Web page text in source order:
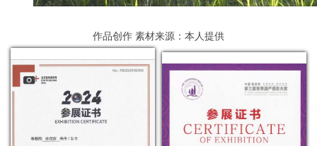
作品创作 素材来源：本人提供